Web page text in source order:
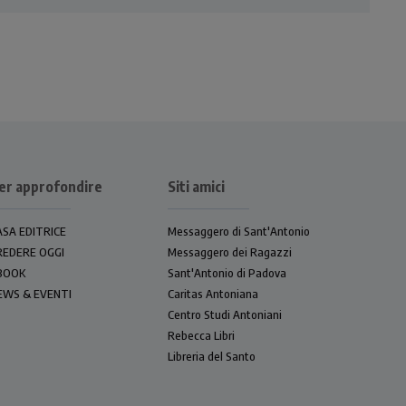
approfondire
EDITRICE
OGGI
& EVENTI
Siti amici
Messaggero di Sant'Antonio
Messaggero dei Ragazzi
Sant'Antonio di Padova
Caritas Antoniana
Centro Studi Antoniani
Rebecca Libri
Libreria del Santo